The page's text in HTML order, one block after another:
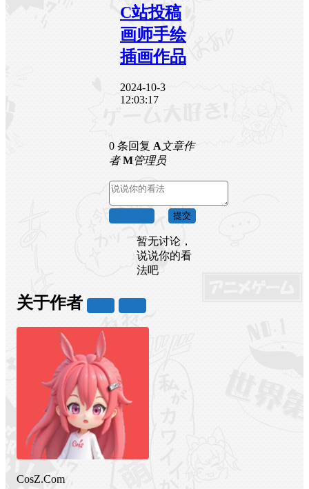
C站投稿
画师手绘
插画作品
2024-10-3
12:03:17
0 条回复 A文章作
者 M管理员
提交
暂无讨论，
说说你的看
法吧
关于作者
CosZ.Com